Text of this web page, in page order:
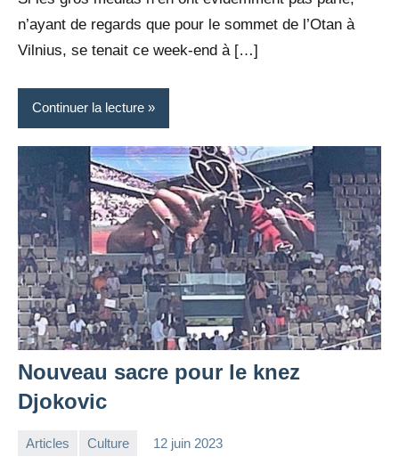
n’ayant de regards que pour le sommet de l’Otan à
Vilnius, se tenait ce week-end à […]
Continuer la lecture
Nouveau sacre pour le knez
Djokovic
Articles Culture 12 juin 2023